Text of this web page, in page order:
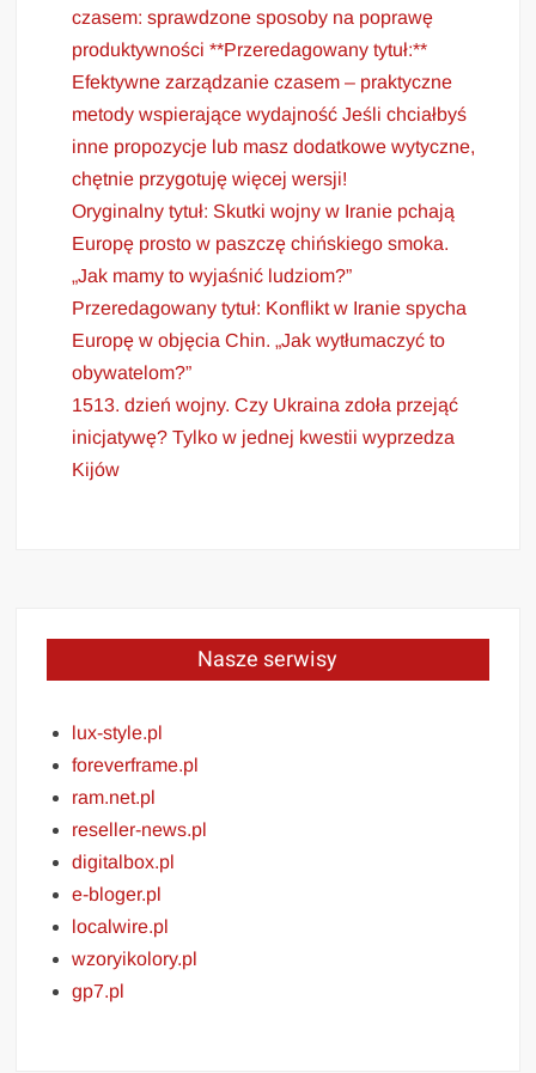
czasem: sprawdzone sposoby na poprawę
produktywności **Przeredagowany tytuł:**
Efektywne zarządzanie czasem – praktyczne
metody wspierające wydajność Jeśli chciałbyś
inne propozycje lub masz dodatkowe wytyczne,
chętnie przygotuję więcej wersji!
Oryginalny tytuł: Skutki wojny w Iranie pchają
Europę prosto w paszczę chińskiego smoka.
„Jak mamy to wyjaśnić ludziom?”
Przeredagowany tytuł: Konflikt w Iranie spycha
Europę w objęcia Chin. „Jak wytłumaczyć to
obywatelom?”
1513. dzień wojny. Czy Ukraina zdoła przejąć
inicjatywę? Tylko w jednej kwestii wyprzedza
Kijów
Nasze serwisy
lux-style.pl
foreverframe.pl
ram.net.pl
reseller-news.pl
digitalbox.pl
e-bloger.pl
localwire.pl
wzoryikolory.pl
gp7.pl